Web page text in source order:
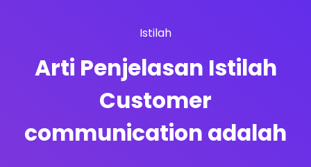
Istilah
Arti Penjelasan Istilah
Customer
communication adalah